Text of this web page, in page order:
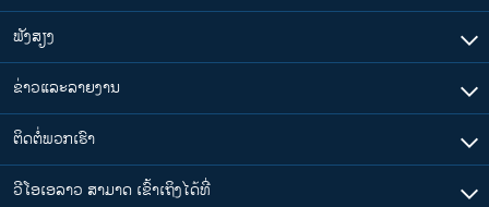
ຟັງສຽງ
ຂ່າວແລະລາຍງານ
ຕິດຕໍ່ພວກເຮົາ
ວີໂອເອລາວ ສາມາດ ເຂົ້າເຖິງໄດ້ທີ່